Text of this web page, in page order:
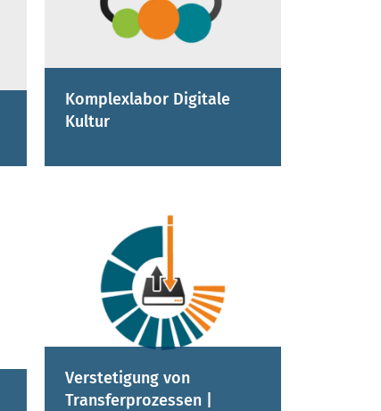
Komplexlabor Digitale
Kultur
Verstetigung von
Transferprozessen |